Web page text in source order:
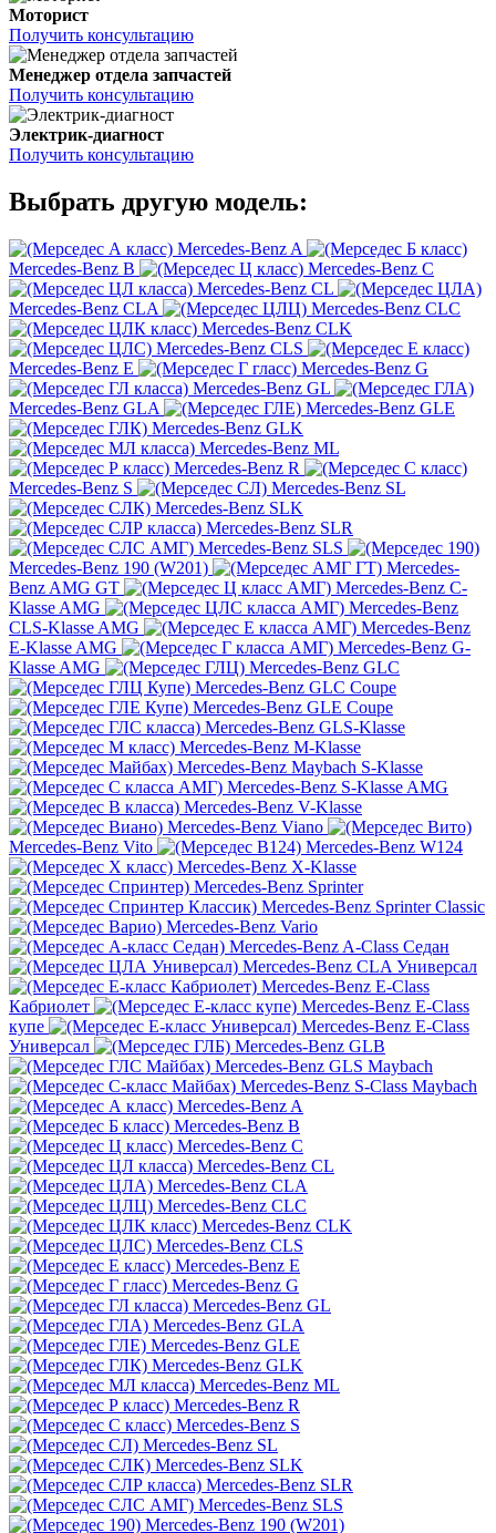
Моторист
Получить консультацию
Менеджер отдела запчастей
Получить консультацию
Электрик-диагност
Получить консультацию
Выбрать другую модель:
Mercedes-Benz A
Mercedes-Benz B
Mercedes-Benz C
Mercedes-Benz CL
Mercedes-Benz CLA
Mercedes-Benz CLC
Mercedes-Benz CLK
Mercedes-Benz CLS
Mercedes-Benz E
Mercedes-Benz G
Mercedes-Benz GL
Mercedes-Benz GLA
Mercedes-Benz GLE
Mercedes-Benz GLK
Mercedes-Benz ML
Mercedes-Benz R
Mercedes-Benz S
Mercedes-Benz SL
Mercedes-Benz SLK
Mercedes-Benz SLR
Mercedes-Benz SLS
Mercedes-Benz 190 (W201)
Mercedes-
Benz AMG GT
Mercedes-Benz C-
Klasse AMG
Mercedes-Benz
CLS-Klasse AMG
Mercedes-Benz
E-Klasse AMG
Mercedes-Benz G-
Klasse AMG
Mercedes-Benz GLC
Mercedes-Benz GLC Coupe
Mercedes-Benz GLE Coupe
Mercedes-Benz GLS-Klasse
Mercedes-Benz M-Klasse
Mercedes-Benz Maybach S-Klasse
Mercedes-Benz S-Klasse AMG
Mercedes-Benz V-Klasse
Mercedes-Benz Viano
Mercedes-Benz Vito
Mercedes-Benz W124
Mercedes-Benz X-Klasse
Mercedes-Benz Sprinter
Mercedes-Benz Sprinter Classic
Mercedes-Benz Vario
Mercedes-Benz A-Class Седан
Mercedes-Benz CLA Универсал
Mercedes-Benz E-Class
Кабриолет
Mercedes-Benz E-Class
купе
Mercedes-Benz E-Class
Универсал
Mercedes-Benz GLB
Mercedes-Benz GLS Maybach
Mercedes-Benz S-Class Maybach
Mercedes-Benz A
Mercedes-Benz B
Mercedes-Benz C
Mercedes-Benz CL
Mercedes-Benz CLA
Mercedes-Benz CLC
Mercedes-Benz CLK
Mercedes-Benz CLS
Mercedes-Benz E
Mercedes-Benz G
Mercedes-Benz GL
Mercedes-Benz GLA
Mercedes-Benz GLE
Mercedes-Benz GLK
Mercedes-Benz ML
Mercedes-Benz R
Mercedes-Benz S
Mercedes-Benz SL
Mercedes-Benz SLK
Mercedes-Benz SLR
Mercedes-Benz SLS
Mercedes-Benz 190 (W201)